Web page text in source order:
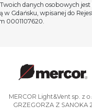
danych osobowych jest
w Gdańsku, wpisanej do
0001107620.
MERCOR Light&Vent sp. z
GRZEGORZA Z SANOKA 2